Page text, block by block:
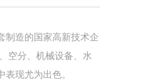
制造的国家高新技术企
空分、机械设备、水
现尤为出色。